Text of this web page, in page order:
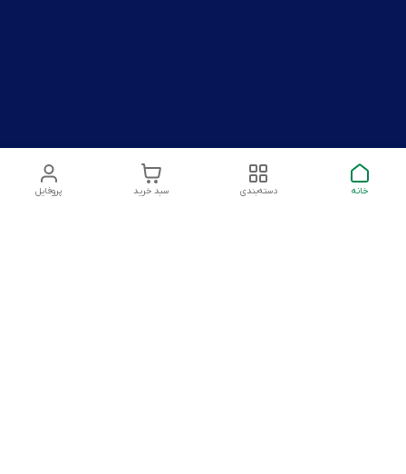
پروفایل سبد خرید دسته‌بندی خانه